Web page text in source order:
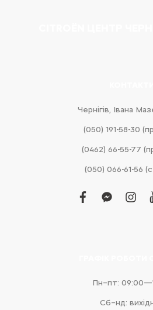
Чернігів, Івана
(050) 191-58-30
(0462) 66-55-77
(050) 066-61-56
facebook
Пн–пт:
Сб–нд: